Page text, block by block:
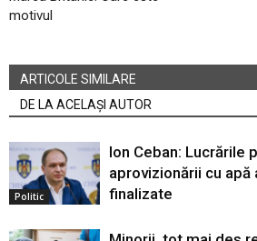
motivul
ARTICOLE SIMILARE
DE LA ACELAȘI AUTOR
Politic
Ion Ceban: Lucrările
aprovizionării cu apă
finalizate